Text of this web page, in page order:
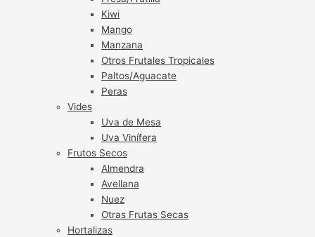
Kiwi
Mango
Manzana
Otros Frutales Tropicales
Paltos/Aguacate
Peras
Vides
Uva de Mesa
Uva Vinífera
Frutos Secos
Almendra
Avellana
Nuez
Otras Frutas Secas
Hortalizas